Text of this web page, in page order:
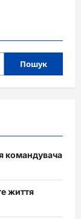
Пошук
командувача
життя